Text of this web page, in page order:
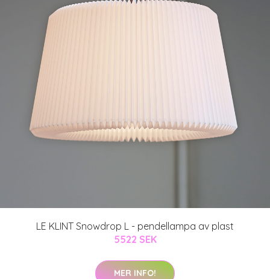
LE KLINT Snowdrop L - pendellampa av plast
5522 SEK
MER INFO!